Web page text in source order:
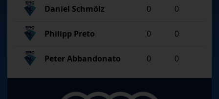
Daniel Schmölz 0 0
Philipp Preto 0 0
Peter Abbandonato 0 0